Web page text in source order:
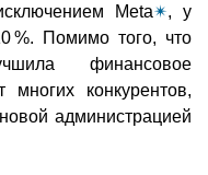
Meta✴, у
%. Помимо того, что
финансовое
конкурентов,
администрацией